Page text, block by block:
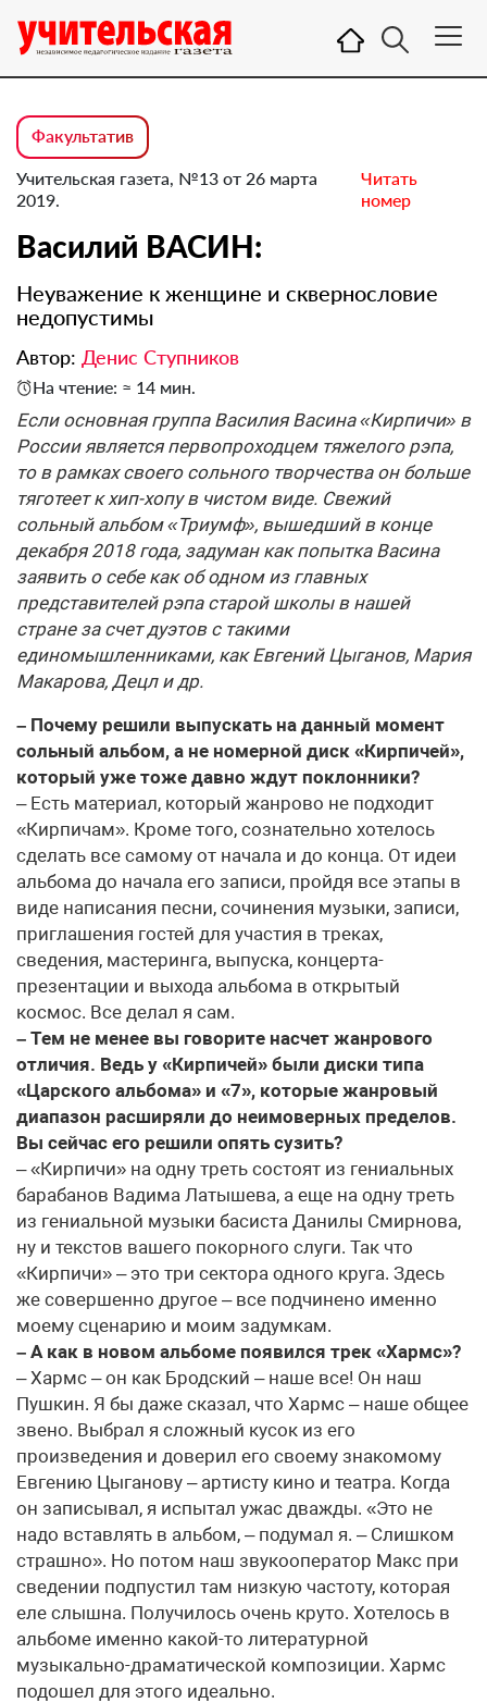
Факультатив
Учительская газета, №13 от 26 марта
2019.
Читать
номер
Василий ВАСИН:
Неуважение к женщине и сквернословие
недопустимы
Автор: Денис Ступников
На чтение: ≈ 14 мин.
Если основная группа Василия Васина «Кирпичи» в
России является первопроходцем тяжелого рэпа,
то в рамках своего сольного творчества он больше
тяготеет к хип-хопу в чистом виде. Свежий
сольный альбом «Триумф», вышедший в конце
декабря 2018 года, задуман как попытка Васина
заявить о себе как об одном из главных
представителей рэпа старой школы в нашей
стране за счет дуэтов с такими
единомышленниками, как Евгений Цыганов, Мария
Макарова, Децл и др.
– Почему решили выпускать на данный момент
сольный альбом, а не номерной диск «Кирпичей»,
который уже тоже давно ждут поклонники?
– Есть материал, который жанрово не подходит
«Кирпичам». Кроме того, сознательно хотелось
сделать все самому от начала и до конца. От идеи
альбома до начала его записи, пройдя все этапы в
виде написания песни, сочинения музыки, записи,
приглашения гостей для участия в треках,
сведения, мастеринга, выпуска, концерта-
презентации и выхода альбома в открытый
космос. Все делал я сам.
– Тем не менее вы говорите насчет жанрового
отличия. Ведь у «Кирпичей» были диски типа
«Царского альбома» и «7», которые жанровый
диапазон расширяли до неимоверных пределов.
Вы сейчас его решили опять сузить?
– «Кирпичи» на одну треть состоят из гениальных
барабанов Вадима Латышева, а еще на одну треть
из гениальной музыки басиста Данилы Смирнова,
ну и текстов вашего покорного слуги. Так что
«Кирпичи» – это три сектора одного круга. Здесь
же совершенно другое – все подчинено именно
моему сценарию и моим задумкам.
– А как в новом альбоме появился трек «Хармс»?
– Хармс – он как Бродский – наше все! Он наш
Пушкин. Я бы даже сказал, что Хармс – наше общее
звено. Выбрал я сложный кусок из его
произведения и доверил его своему знакомому
Евгению Цыганову – артисту кино и театра. Когда
он записывал, я испытал ужас дважды. «Это не
надо вставлять в альбом, – подумал я. – Слишком
страшно». Но потом наш звукооператор Макс при
сведении подпустил там низкую частоту, которая
еле слышна. Получилось очень круто. Хотелось в
альбоме именно какой-то литературной
музыкально-драматической композиции. Хармс
подошел для этого идеально.